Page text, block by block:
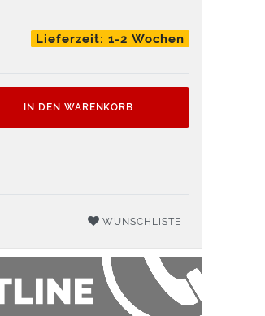
Lieferzeit: 1-2 Wochen
IN DEN WARENKORB
WUNSCHLISTE